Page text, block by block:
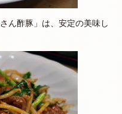
ん酢豚」は、安定の美味し